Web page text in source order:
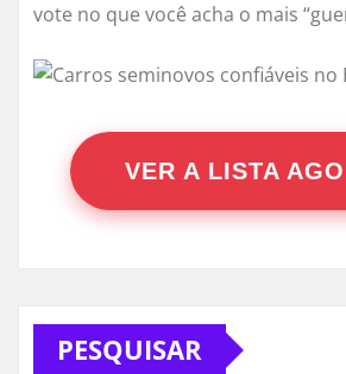
vote no que você acha o mais
VER A LISTA
PESQUISAR